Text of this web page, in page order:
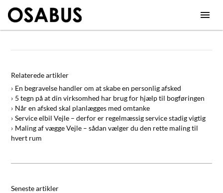
Relaterede artikler
En begravelse handler om at skabe en personlig afsked
5 tegn på at din virksomhed har brug for hjælp til bogføringen
Når en afsked skal planlægges med omtanke
Service elbil Vejle – derfor er regelmæssig service stadig vigtig
Maling af vægge Vejle – sådan vælger du den rette maling til
hvert rum
Seneste artikler